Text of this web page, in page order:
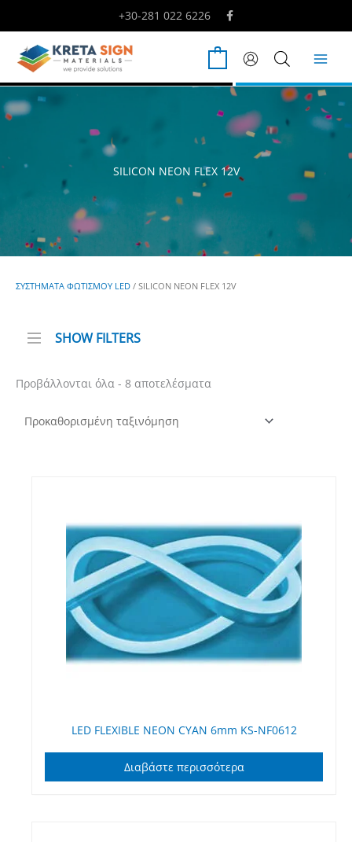
περιεχόμενο
+30-281 022 6226
SILICON NEON FLEX 12V
ΣΥΣΤΗΜΑΤΑ ΦΩΤΙΣΜΟΥ LED / SILICON NEON FLEX 12V
SHOW FILTERS
Προβάλλονται όλα - 8 αποτελέσματα
LED FLEXIBLE NEON CYAN 6mm KS-NF0612
Διαβάστε περισσότερα